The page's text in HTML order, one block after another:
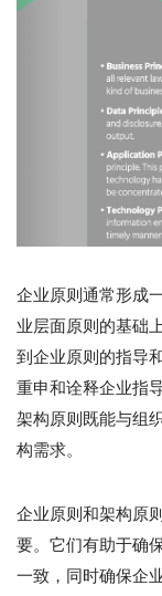
企业原则通常形成
业层面原则的基础
到企业原则的指导
重申和诠释企业指
架构原则既能与组
构需求。
企业原则和架构原
要。它们有助于确
一致，同时确保企